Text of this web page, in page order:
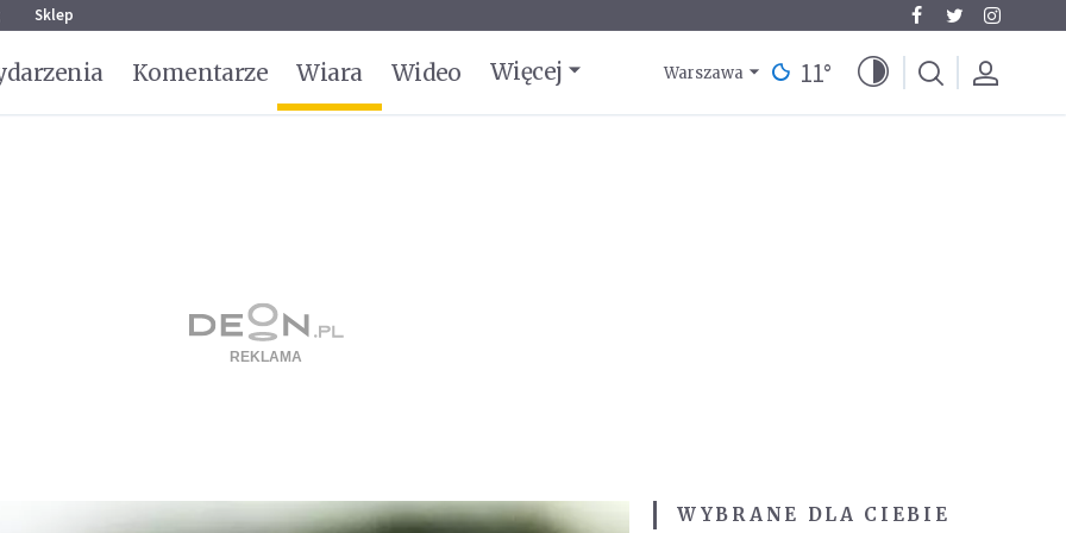
Sklep
Komentarze Wiara Wideo Więcej Warszawa 11°
WYBRANE DLA CIEBIE